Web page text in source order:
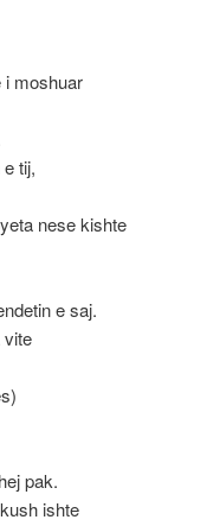
i moshuar
tij,
nese kishte
e saj.
vite
pak.
ishte